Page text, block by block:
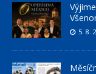
5. 8.